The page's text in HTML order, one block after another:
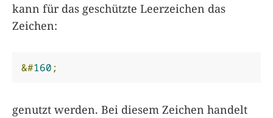
kann für das geschützte Leerzeichen das
Zeichen:
&#160 ;
genutzt werden. Bei diesem Zeichen handelt